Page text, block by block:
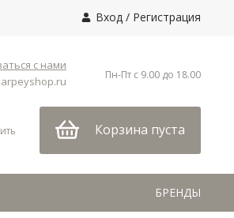
Вход / Регистрация
с нами
Пн-Пт с 9.00 до 18.00
Корзина пуста
БРЕНДЫ